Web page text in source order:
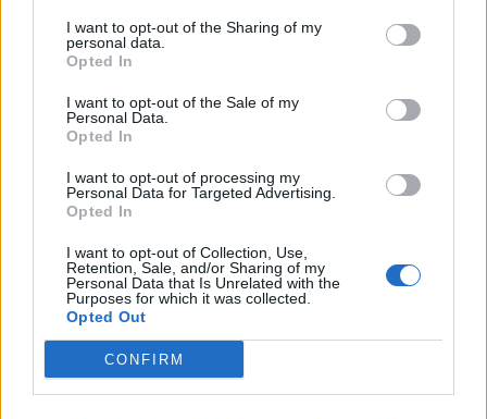
I want to opt-out of the Sharing of my
personal data.
Opted In
I want to opt-out of the Sale of my
Personal Data.
Opted In
I want to opt-out of processing my
Personal Data for Targeted Advertising.
Opted In
I want to opt-out of Collection, Use,
Retention, Sale, and/or Sharing of my
Personal Data that Is Unrelated with the
Purposes for which it was collected.
Opted Out
CONFIRM
Transvecta Calvisano:
Waqanibau, Massari, Bronzini; Hugo, Palazzani
(C); Vunisa, Bernasconi, Grenòn; Ortis, Van
A disposizione : Ceciliani, Schiavon, Sassi,
Vaccari.
Guidi
Arb. Riccardo Angelucci (Livorno)
AA1 Alex Frasson (Treviso), AA2 Federico
Boraso (Rovigo)